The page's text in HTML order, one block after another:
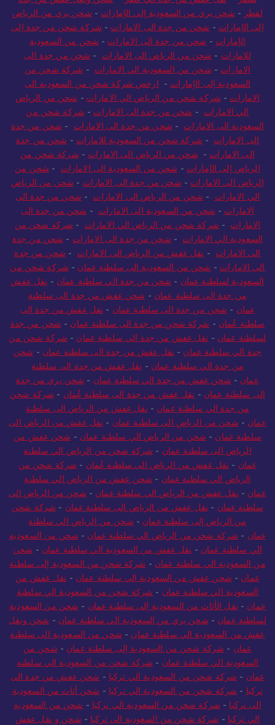
لقطر - شحن بري من السعودية إلى الإمارات - شحن بري من الرياض
إلى الإمارات - شحن من جدة الى الامارات - شركة شحن من جدة إلى
الإمارات - شحن من جدة الى الامارات - شحن من السعودية
للامارات - شحن من الرياض الى الامارات - شحن من جدة الى
الامارات - شحن من السعودية الي الامارات - شركة شحن من
السعودية إلى الإمارات - ارخص شركة شحن من السعودية الى
الامارات - شركة شحن من الرياض الي الامارات - شحن من الرياض
الي الامارات - شحن من جدة الى الامارات - شركة شحن من
السعودية الى الامارات - شحن من جدة الى الامارات - شحن من جدة
الى الامارات - شركة شحن من السعودية للامارات - شحن من جدة
الى الامارات - شحن من الرياض الى الامارات - شركة شحن من
الرياض إلى الإمارات - شحن من السعودية الى الامارات - شحن من
الرياض الى الامارات - شحن من جدة الى الامارات - شحن من الرياض
الي الامارات - شحن من الرياض الى الامارات - شحن من جدة الى
الامارات - شحن من السعودية الى الامارات - شحن من جدة الى
الامارات - شركة شحن من الرياض الي الامارات - شركة شحن من
السعودية الي الامارات - شحن من جدة الى الامارات - شحن من جدة
الى الامارات - نقل عفش من الرياض الى الامارات - شحن من جدة
الى الامارات - شحن من السعودية الى سلطنة عمان - شركة شحن من
السعودية لسلطنة عمان - شحن من جدة الي سلطنة عمان - نقل عفش
من جدة الى سلطنة عمان - شحن عفش من جدة الى سلطنة
عمان - شحن من جدة الى سلطنة عمان - نقل عفش من جدة الى
سلطنة عُمان - شركة شحن من جدة الى سلطنة عمان - شحن من جدة
لسلطنة عمان - نقل عفش من جدة الي سلطنة عمان - شركة شحن من
جدة الي سلطنة عمان - نقل عفش من جدة الى سلطنة عمان - شحن
من جدة الي سلطنة عمان - نقل عفش من جدة الى سلطنة
عمان - شحن عفش من جدة الي سلطنة عمان - شحن بري من جدة
الى سلطنة عمان - نقل عفش من جدة الى سلطنة عُمان - شركة شحن
من جدة الي سلطنة عمان - نقل عفش من الرياض الى سلطنة
عمان - شحن من الرياض الى سلطنة عمان - نقل عفش من الرياض الى
سلطنة عمان - شحن من الرياض الي سلطنة عمان - شحن عفش من
الرياض الى سلطنة عمان - شركة شحن من الرياض الي سلطنة
عمان - نقل عفش من الرياض الى سلطنة عُمان - شركة شحن من
الرياض الي سلطنة عمان - شحن عفش من الرياض الي سلطنة
عمان - نقل عفش من الرياض الى سلطنة عمان - شحن من الرياض الى
سلطنة عمان - نقل عفش من الرياض الى سلطنة عمان - شركة شحن
من الرياض إلى سلطنة عمان - شحن من الرياض الي سلطنة
عمان - شركة شحن من الرياض الي سلطنة عمان - شحن من السعودية
الي سلطنة عمان - نقل عفش من السعودية الي سلطنة عمان - شحن
من السعودية الي سلطنة عمان - شركة شحن من السعودية إلى سلطنة
عمان - شحن عفش من السعودية الي سلطنة عمان - نقل عفش من
السعودية الي سلطنة عمان - شركة شحن من السعودية الي سلطنة
عمان - نقل الأثاث من السعودية إلى سلطنة عمان - شحن من السعودية
لسلطنة عمان - شحن بري من السعودية الي سلطنة عمان - شحن ونقل
عفش من السعودية الي سلطنة عمان - شحن من السعودية الى سلطنة
عمان - شركة شحن من السعودية إلى سلطنة عمان - شحن من
السعودية الي سلطنة عمان - شركة شحن من السعودية الي سلطنة
عمان - شركة شحن من السعودية الي تركيا - شحن عفش من جدة الى
تركيا - شركة شحن من السعودية الي تركيا - شحن أثاث من السعودية
الى تركيا - شركة شحن من السعودية الي تركيا - شحن من السعودية
الي تركيا - شركة شحن من السعودية الى تركيا - شحن و نقل عفش